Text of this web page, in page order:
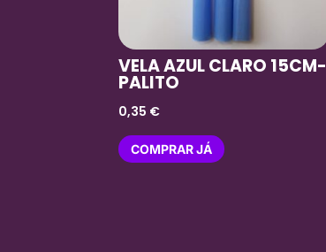
VELA AZUL CLARO 15CM-
PALITO
0,35 €
COMPRAR JÁ